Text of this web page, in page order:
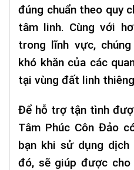
đúng chuẩn theo quy
tâm linh. Cùng với
trong lĩnh vực,
khó khăn của các
tại vùng đất linh
Để hỗ trợ tận tình
Tâm Phúc Côn Đảo
bạn khi sử dụng
đó, sẽ giúp được